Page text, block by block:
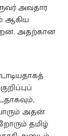
அவதார
ஆகிய
அதற்கான
அதன்
தமிழ்